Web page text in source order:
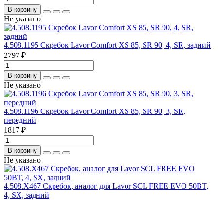
В корзину
Не указано
4.508.1195 Скребок Lavor Comfort XS 85, SR 90, 4, SR, задний
2797 ₽
В корзину
Не указано
4.508.1196 Скребок Lavor Comfort XS 85, SR 90, 3, SR,
передний
1817 ₽
В корзину
Не указано
4.508.X467 Скребок, аналог для Lavor SCL FREE EVO 50BT,
4, SX, задний